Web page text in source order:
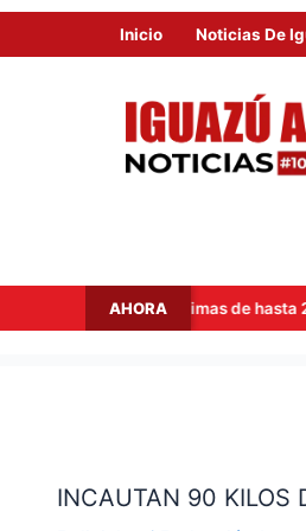
Inicio Noticias De
AHORA
máximas de hasta 26°C
INCAUTAN 90 KILOS
KILOS